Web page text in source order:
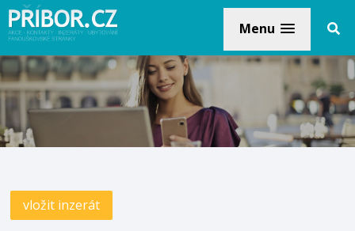
Menu
vložit inzerát